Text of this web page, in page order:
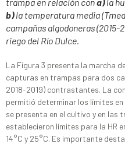
b)la temperatura media
campañas algodoneras (2015-
riego del Río Dulce.
La Figura 3 presenta la marcha
capturas en trampas para dos
2018-2019) contrastantes. La
permitió determinar los límites
se presenta en el cultivo y en las
establecieron límites para la HR
14°C y 25°C. Es importante